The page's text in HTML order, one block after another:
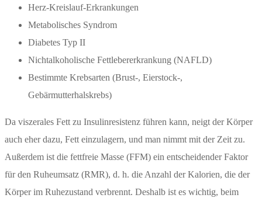
Herz-Kreislauf-Erkrankungen
Metabolisches Syndrom
Diabetes Typ II
Nichtalkoholische Fettlebererkrankung (NAFLD)
Bestimmte Krebsarten (Brust-, Eierstock-,
Gebärmutterhalskrebs)
Da viszerales Fett zu Insulinresistenz führen kann, neigt der Körper
auch eher dazu, Fett einzulagern, und man nimmt mit der Zeit zu.
Außerdem ist die fettfreie Masse (FFM) ein entscheidender Faktor
für den Ruheumsatz (RMR), d. h. die Anzahl der Kalorien, die der
Körper im Ruhezustand verbrennt. Deshalb ist es wichtig, beim